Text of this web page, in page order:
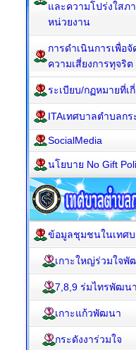
และความโปร่งใสภ
หน่วยงาน
การดำเนินการเพื่อจั
ความเสี่ยงการทุจริต
ระเบียบ/กฏหมายที่เ
ITAเทศบาลตำบลกร
SocialMedia
นโยบาย No Gift
ข้อมูลชุมชนในเทศ
เกาะใหญ่ร่วมใจพั
7,8,9 ร่มไทรพัฒนา
เกาะแก้วพัฒนา
กระดังงาร่วมใจ